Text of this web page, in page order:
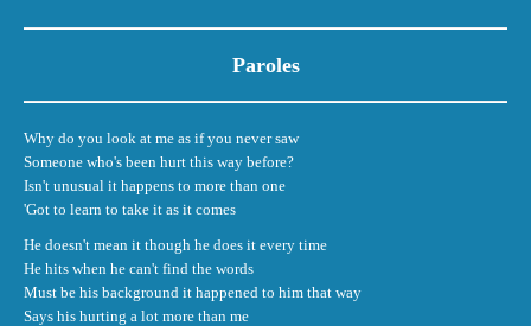
Paroles
Why do you look at me as if you never saw
Someone who's been hurt this way before?
Isn't unusual it happens to more than one
'Got to learn to take it as it comes
He doesn't mean it though he does it every time
He hits when he can't find the words
Must be his background it happened to him that way
Says his hurting a lot more than me